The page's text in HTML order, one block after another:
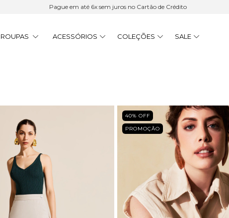
Pague em até 6x sem juros no Cartão de Crédito
ROUPAS ACESSÓRIOS COLEÇÕES SALE
40% OFF
PROMOÇÃO